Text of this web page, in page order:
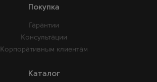
Покупка
Гарантии
Консультации
Корпоративным клиентам
Каталог